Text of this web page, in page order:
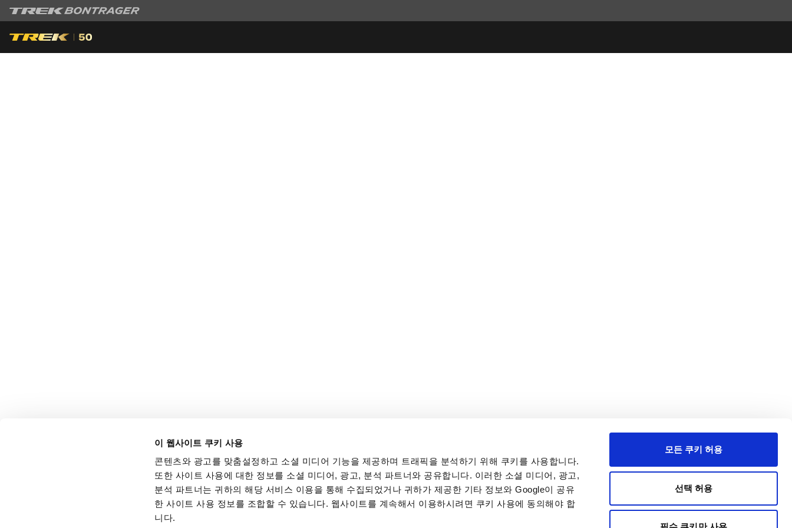
이 웹사이트 쿠키 사용
콘텐츠와 광고를 맞춤설정하고 소셜 미디어 기능을 제공하며 트래픽을 분석하기 위해 쿠키를 사용합니다.
또한 사이트 사용에 대한 정보를 소셜 미디어, 광고, 분석 파트너와 공유합니다. 이러한 소셜 미디어, 광고,
분석 파트너는 귀하의 해당 서비스 이용을 통해 수집되었거나 귀하가 제공한 기타 정보와 Google이 공유
한 사이트 사용 정보를 조합할 수 있습니다. 웹사이트를 계속해서 이용하시려면 쿠키 사용에 동의해야 합
니다.
모든 쿠키 허용
선택 허용